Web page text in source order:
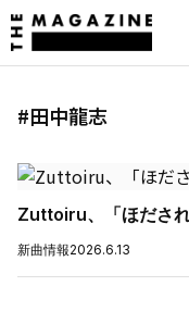
#田中龍志
Zuttoiru、「ほださ
新曲情報2026.6.13